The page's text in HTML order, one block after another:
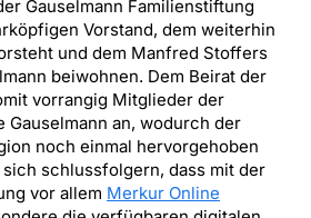
Gauselmann Familienstiftung
Vorstand, dem weiterhin
und dem Manfred Stoffers
beiwohnen. Dem Beirat der
vorrangig Mitglieder der
Gauselmann an, wodurch der
noch einmal hervorgehoben
schlussfolgern, dass mit der
vor allem Merkur Online